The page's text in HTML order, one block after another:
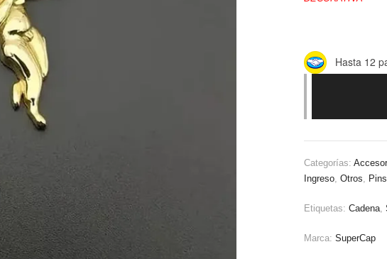
Hasta 12
Categorías:
Ingreso, Otros Pins
Etiquetas: Cadena,
Marca: SuperCap